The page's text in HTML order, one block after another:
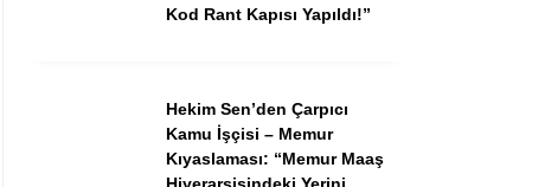
Kod Rant Kapısı Yapıldı!”
Hekim Sen’den Çarpıcı
Kamu İşçisi – Memur
Kıyaslaması: “Memur Maaş